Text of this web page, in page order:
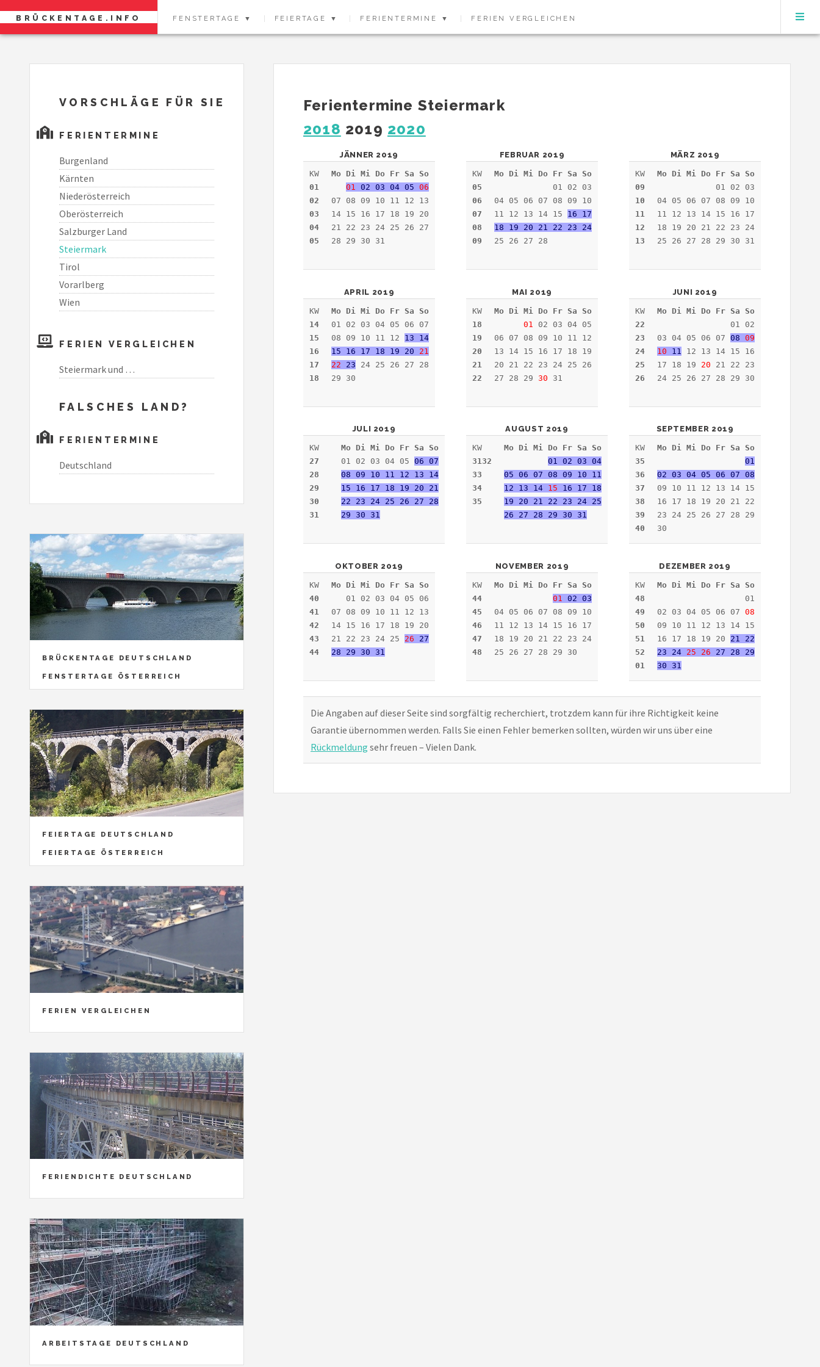
BRÜCKENTAGE.INFO FENSTERTAGE ▼ FEIERTAGE ▼ FERIENTERMINE ▼ FERIEN VERGLEICHEN
Ferientermine Steiermark
2018 2019 2020
JÄNNER 2019
KW
01
02
03
04
05
Mo Di Mi Do Fr Sa So
01 02 03 04 05 06
07 08 09 10 11 12 13
14 15 16 17 18 19 20
21 22 23 24 25 26 27
28 29 30 31
FEBRUAR 2019
KW
05
06
07
08
09
Mo Di Mi Do Fr Sa So
01 02 03
04 05 06 07 08 09 10
11 12 13 14 15 16 17
18 19 20 21 22 23 24
25 26 27 28
MÄRZ 2019
KW
09
10
11
12
13
Mo Di Mi Do Fr Sa So
01 02 03
04 05 06 07 08 09 10
11 12 13 14 15 16 17
18 19 20 21 22 23 24
25 26 27 28 29 30 31
APRIL 2019
KW
14
15
16
17
18
Mo Di Mi Do Fr Sa So
01 02 03 04 05 06 07
08 09 10 11 12 13 14
15 16 17 18 19 20 21
22 23 24 25 26 27 28
29 30
MAI 2019
KW
18
19
20
21
22
Mo Di Mi Do Fr Sa So
01
02 03 04 05
06 07 08 09 10 11 12
13 14 15 16 17 18 19
20 21 22 23 24 25 26
27 28 29 30 31
JUNI 2019
KW
22
23
24
25
26
Mo Di Mi Do Fr Sa So
01 02
03 04 05 06 07 08 09
10 11
12 13 14 15 16
17 18 19 20 21 22 23
24 25 26 27 28 29 30
JULI 2019
KW
27
28
29
30
31
Mo Di Mi Do Fr Sa So
01 02 03 04 05 06 07
08 09 10 11 12 13 14
15 16 17 18 19 20 21
22 23 24 25 26 27 28
29 30 31
AUGUST 2019
KW
3132
33
34
35
Mo Di Mi Do Fr Sa So
01 02 03 04
05 06 07 08 09 10 11
12 13 14 15 16 17 18
19 20 21 22 23 24 25
26 27 28 29 30 31
SEPTEMBER 2019
KW
35
36
37
38
39
40
Mo Di Mi Do Fr Sa So
01
02 03 04 05 06 07 08
09 10 11 12 13 14 15
16 17 18 19 20 21 22
23 24 25 26 27 28 29
30
OKTOBER 2019
KW
40
41
42
43
44
Mo Di Mi Do Fr Sa So
01 02 03 04 05 06
07 08 09 10 11 12 13
14 15 16 17 18 19 20
21 22 23 24 25 26 27
28 29 30 31
NOVEMBER 2019
KW
44
45
46
47
48
Mo Di Mi Do Fr Sa So
01
02 03
04 05 06 07 08 09 10
11 12 13 14 15 16 17
18 19 20 21 22 23 24
25 26 27 28 29 30
DEZEMBER 2019
KW
48
49
50
51
52
01
Mo Di Mi Do Fr Sa So
01
02 03 04 05 06 07 08
09 10 11 12 13 14 15
16 17 18 19 20 21 22
23 24 25 26 27 28 29
30 31
Die Angaben auf dieser Seite sind sorgfältig recherchiert, trotzdem kann für ihre Richtigkeit keine
Garantie übernommen werden. Falls Sie einen Fehler bemerken sollten, würden wir uns über eine
Rückmeldung sehr freuen – Vielen Dank.
VORSCHLÄGE FÜR SIE
FERIENTERMINE
Burgenland
Kärnten
Niederösterreich
Oberösterreich
Salzburger Land
Steiermark
Tirol
Vorarlberg
Wien
FERIEN VERGLEICHEN
Steiermark und …
FALSCHES LAND?
FERIENTERMINE
Deutschland
BRÜCKENTAGE DEUTSCHLAND
FENSTERTAGE ÖSTERREICH
FEIERTAGE DEUTSCHLAND
FEIERTAGE ÖSTERREICH
FERIEN VERGLEICHEN
FERIENDICHTE DEUTSCHLAND
ARBEITSTAGE DEUTSCHLAND